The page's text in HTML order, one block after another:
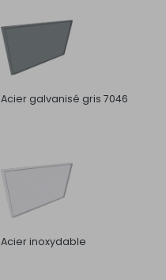
Acier galvanisé gris 7046
Acier inoxydable